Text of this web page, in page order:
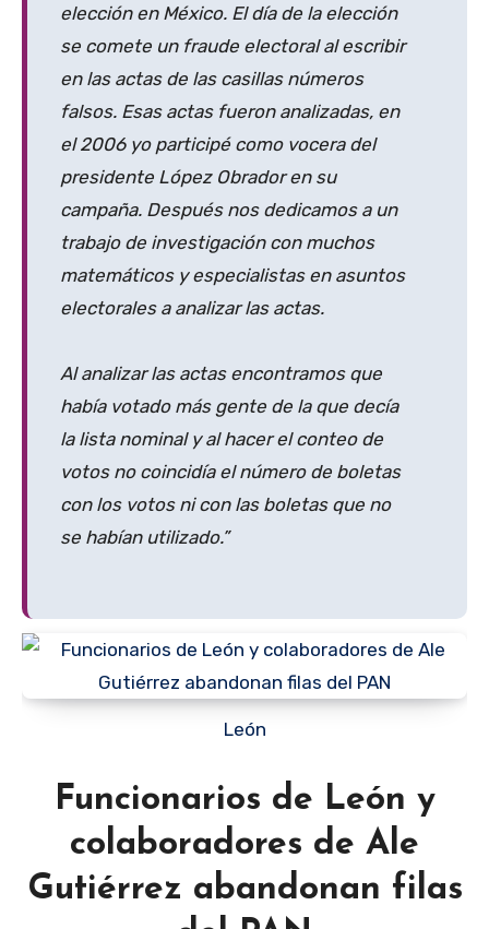
elección en México. El día de la elección
se comete un fraude electoral al escribir
en las actas de las casillas números
falsos. Esas actas fueron analizadas, en
el 2006 yo participé como vocera del
presidente López Obrador en su
campaña. Después nos dedicamos a un
trabajo de investigación con muchos
matemáticos y especialistas en asuntos
electorales a analizar las actas.
Al analizar las actas encontramos que
había votado más gente de la que decía
la lista nominal y al hacer el conteo de
votos no coincidía el número de boletas
con los votos ni con las boletas que no
se habían utilizado.”
León
Funcionarios de León y
colaboradores de Ale
Gutiérrez abandonan filas